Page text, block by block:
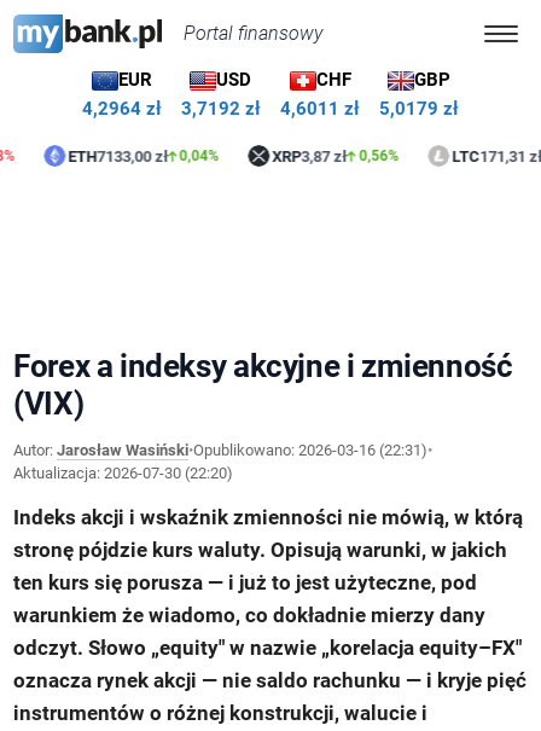
Portal finansowy
EUR
4,2964 zł
USD
3,7192 zł
CHF
4,6011 zł
GBP
5,0179 zł
ETH7133,00 zł 0,04% XRP3,87 zł 0,56% LTC171,31 zł
Forex a indeksy akcyjne i zmienność
(VIX)
Autor:Jarosław Wasiński•Opublikowano:2026-03-16 (22:31)•
Aktualizacja:2026-07-30 (22:20)
Indeks akcji i wskaźnik zmienności nie mówią, w którą
stronę pójdzie kurs waluty. Opisują warunki, w jakich
ten kurs się porusza — i już to jest użyteczne, pod
warunkiem że wiadomo, co dokładnie mierzy dany
odczyt. Słowo „equity" w nazwie „korelacja equity–FX"
oznacza rynek akcji — nie saldo rachunku — i kryje pięć
instrumentów o różnej konstrukcji, walucie i